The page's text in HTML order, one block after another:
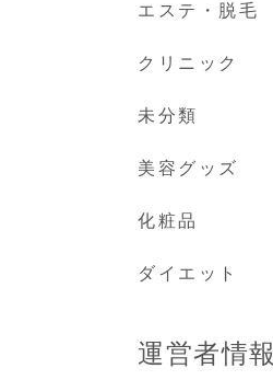
エステ・脱毛
クリニック
未分類
美容グッズ
化粧品
ダイエット
運営者情報